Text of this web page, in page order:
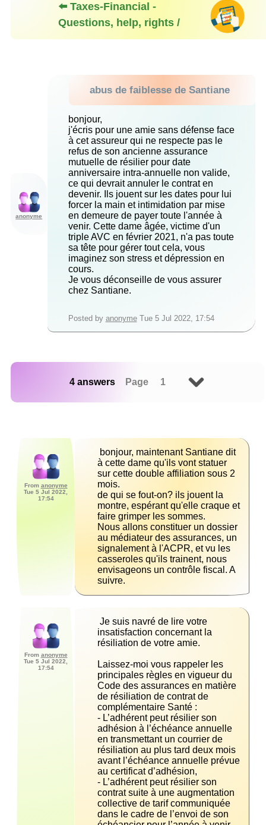
⬅️ Taxes-Financial -
Questions, help, rights /
anonyme
abus de faiblesse de Santiane
bonjour,
j'écris pour une amie sans défense face
à cet assureur qui ne respecte pas le
refus de son ancienne assurance
mutuelle de résilier pour date
anniversaire intra-annuelle non valide,
ce qui devrait annuler le contrat en
devenir. Ils jouent sur les dates pour lui
forcer la main et intimidation par mise
en demeure de payer toute l'année à
venir. Cette dame âgée, victime d'un
triple AVC en février 2021, n'a pas toute
sa tête pour gérer tout cela, vous
imaginez son stress et dépression en
cours.
Je vous déconseille de vous assurer
chez Santiane.
Posted by anonymeTue 5 Jul 2022, 17:54
4 answers Page 1
From anonyme
Tue 5 Jul 2022,
17:54
à cette dame qu'ils vont statuer
sur cette double affiliation sous 2
de qui se fout-on? ils jouent la
montre, espérant qu'elle craque et
Nous allons constituer un dossier
au médiateur des assurances, un
signalement à l'ACPR, et vu les
casseroles qu'ils trainent, nous
envisageons un contrôle fiscal. A
suivre.
From anonyme
Tue 5 Jul 2022,
17:54
insatisfaction concernant la
Laissez-moi vous rappeler les
principales règles en vigueur du
Code des assurances en matière
de résiliation de contrat de
- L’adhérent peut résilier son
adhésion à l’échéance annuelle
en transmettant un courrier de
résiliation au plus tard deux mois
avant l’échéance annuelle prévue
- L’adhérent peut résilier son
contrat suite à une augmentation
collective de tarif communiquée
dans le cadre de l’envoi de son